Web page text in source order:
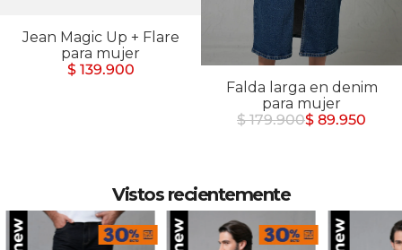
Jean Magic Up + Flare
para mujer
$ 139.900
Falda larga en denim
para mujer
$ 179.900$ 89.950
Vistos recientemente